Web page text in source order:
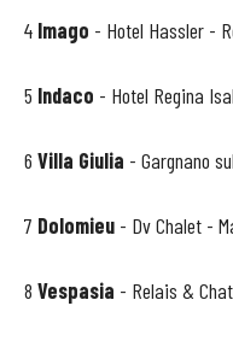
4 Imago - Hotel Hassler -
5 Indaco - Hotel Regina
6 Villa Giulia - Gargnano
7 Dolomieu - Dv Chalet -
8 Vespasia - Relais &